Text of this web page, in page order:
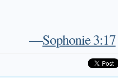
—Sophonie 3:17